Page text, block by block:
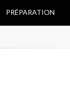
PRÉPARATION